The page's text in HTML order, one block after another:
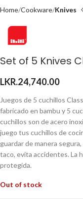
Home Cookware Knives
Set of 5 Knives
LKR.24,740.00
Juegos de 5 cuchillos
fabricado en bambu y 5
cuchillos son de acero
juego tus cuchillos de
guardar de manera
taco, evita accidentes. La
protegida.
Out of stock